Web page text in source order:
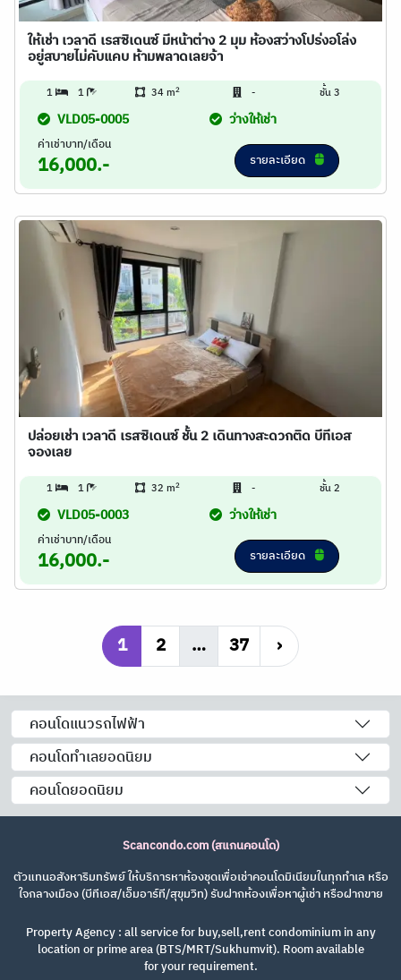
ให้เช่า เวลาดี เรสซิเดนซ์ มีหน้าต่าง 2 มุม ห้องสว่างโปร่งอโล่ง
อยู่สบายไม่คับแคบ ห้ามพลาดเลยจ้า
1 1 34 m2 - ชั้น 3
VLD05-0005 ว่างให้เช่า
ค่าเช่าบาท/เดือน
16,000.- รายละเอียด
ปล่อยเช่า เวลาดี เรสซิเดนซ์ ชั้น 2 เดินทางสะดวกติด บีทีเอส
จองเลย
1 1 32 m2 - ชั้น 2
VLD05-0003 ว่างให้เช่า
ค่าเช่าบาท/เดือน
16,000.- รายละเอียด
1 2 … 37 ›
คอนโดแนวรถไฟฟ้า
คอนโดทำเลยอดนิยม
คอนโดยอดนิยม
Scancondo.com (สแกนคอนโด)
ตัวแทนอสังหาริมทรัพย์ ให้บริการหาห้องชุดเพื่อเช่าคอนโดมิเนียมในทุกทำเล หรือ
ใจกลางเมือง (บีทีเอส/เอ็มอาร์ที/สุขุมวิท) รับฝากห้องเพื่อหาผู้เช่า หรือฝากขาย
Property Agency : all service for buy,sell,rent condominium in any
location or prime area (BTS/MRT/Sukhumvit). Room available
for your requirement.